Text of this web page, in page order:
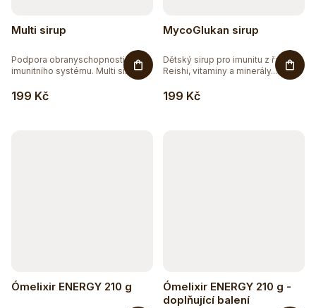
Multi sirup
199 Kč
Podpora obranyschopnosti a
imunitního systému. Multi sirup
MycoGlukan sirup
199 Kč
Dětský sirup pro imunitu z řas s
Reishi, vitaminy a minerály....
Ómelixir ENERGY 210 g
Ómelixir ENERGY 210 g -
doplňující balení